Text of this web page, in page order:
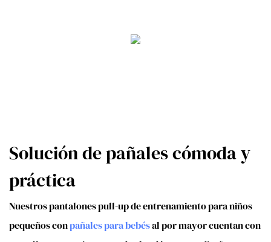
Solución de pañales cómoda y
práctica
Nuestros pantalones pull-up de entrenamiento para niños
pequeños conpañales para bebésal por mayor cuentan con